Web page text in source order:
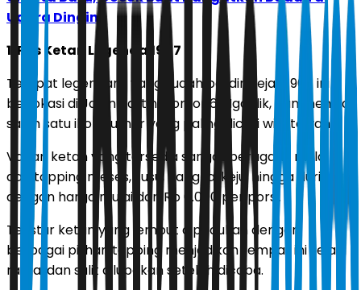
Udara Dingin
1. Pos Ketan Legenda 1967
Tempat legendaris yang sudah berdiri sejak 1967 ini
berlokasi di Jalan Kartini Nomor 6, Ngaglik, dan menjadi
salah satu ikon kuliner yang paling dicari wisatawan.
Varian ketan yang tersedia sangat beragam, mulai
dari topping meses, susu, nangka, keju, hingga durian,
dengan harga mulai dari Rp 6.000 per porsi.
Tekstur ketan yang lembut dipadukan dengan
berbagai pilihan topping menjadikan tempat ini selalu
ramai dan sulit dilupakan setelah dicoba.